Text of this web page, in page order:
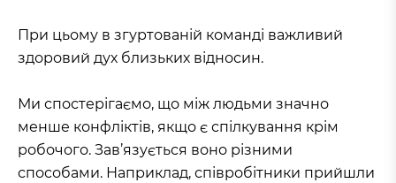
При цьому в згуртованій команді важливий
здоровий дух близьких відносин.
Ми спостерігаємо, що між людьми значно
менше конфліктів, якщо є спілкування крім
робочого. Зав’язується воно різними
способами. Наприклад, співробітники прийшли